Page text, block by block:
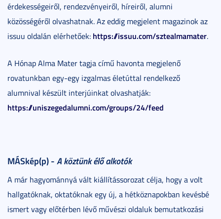
érdekességeiről, rendezvényeiről, híreiről, alumni
közösségéről olvashatnak. Az eddig megjelent magazinok az
issuu oldalán elérhetőek: https://issuu.com/sztealmamater.
A Hónap Alma Mater tagja című havonta megjelenő
rovatunkban egy-egy izgalmas életúttal rendelkező
alumnival készült interjúinkat olvashatják:
https://uniszegedalumni.com/groups/24/feed
MÁSkép(p) -A köztünk élő alkotók
A már hagyománnyá vált kiállítássorozat célja, hogy a volt
hallgatóknak, oktatóknak egy új, a hétköznapokban kevésbé
ismert vagy előtérben lévő művészi oldaluk bemutatkozási